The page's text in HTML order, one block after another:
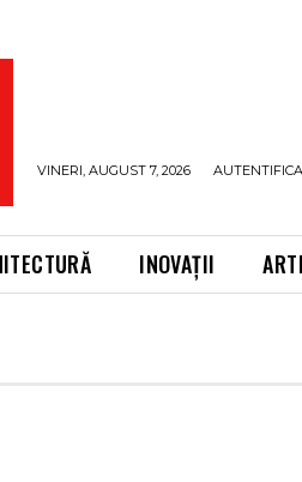
VINERI, AUGUST 7, 2026
INOVAȚII